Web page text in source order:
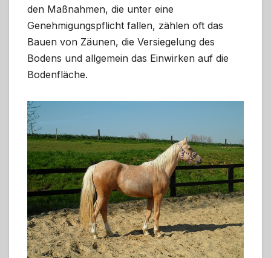
den Maßnahmen, die unter eine
Genehmigungspflicht fallen, zählen oft das
Bauen von Zäunen, die Versiegelung des
Bodens und allgemein das Einwirken auf die
Bodenfläche.